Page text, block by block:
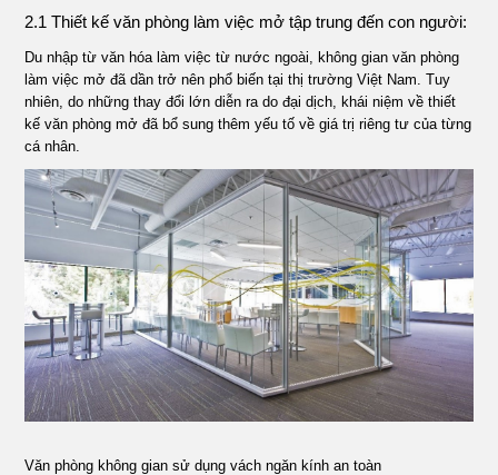
2.1 Thiết kế văn phòng làm việc mở tập trung đến con người:
Du nhập từ văn hóa làm việc từ nước ngoài, không gian văn phòng
làm việc mở đã dần trở nên phổ biến tại thị trường Việt Nam. Tuy
nhiên, do những thay đổi lớn diễn ra do đại dịch, khái niệm về thiết
kế văn phòng mở đã bổ sung thêm yếu tố về giá trị riêng tư của từng
cá nhân.
Văn phòng không gian sử dụng vách ngăn kính an toàn